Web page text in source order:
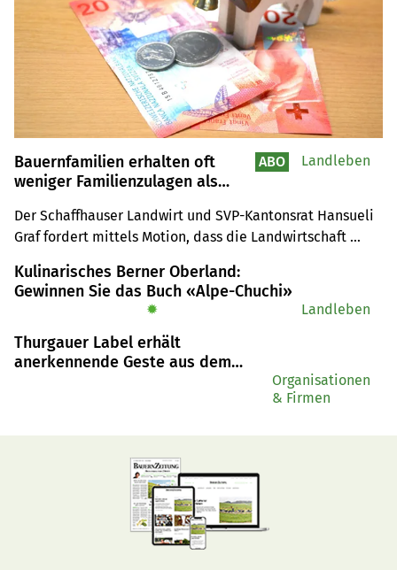
Bauernfamilien erhalten oft
weniger Familienzulagen als
Der Schaffhauser Landwirt und SVP-Kantonsrat Hansueli
Graf fordert mittels Motion, dass die Landwirtschaft
Berufsgruppen. Die Recherche unserer Zeitung deckte
allerdings auf, dass es diese Diskrepanz nicht nur im
ABO Landleben
Kulinarisches Berner Oberland:
Gewinnen Sie das Buch «Alpe-Chuchi»
✹ Landleben
Thurgauer Label erhält
anerkennende Geste aus dem
Organisationen
& Firmen